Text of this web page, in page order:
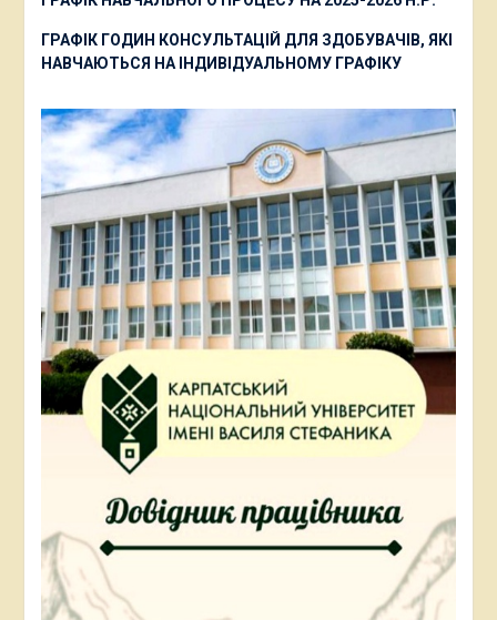
ГРАФІК ГОДИН КОНСУЛЬТАЦІЙ ДЛЯ ЗДОБУВАЧІВ, ЯКІ
НАВЧАЮТЬСЯ НА ІНДИВІДУАЛЬНОМУ ГРАФІКУ